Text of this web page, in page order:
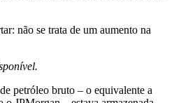
não se trata de um aumento na
petróleo bruto – o equivalente a